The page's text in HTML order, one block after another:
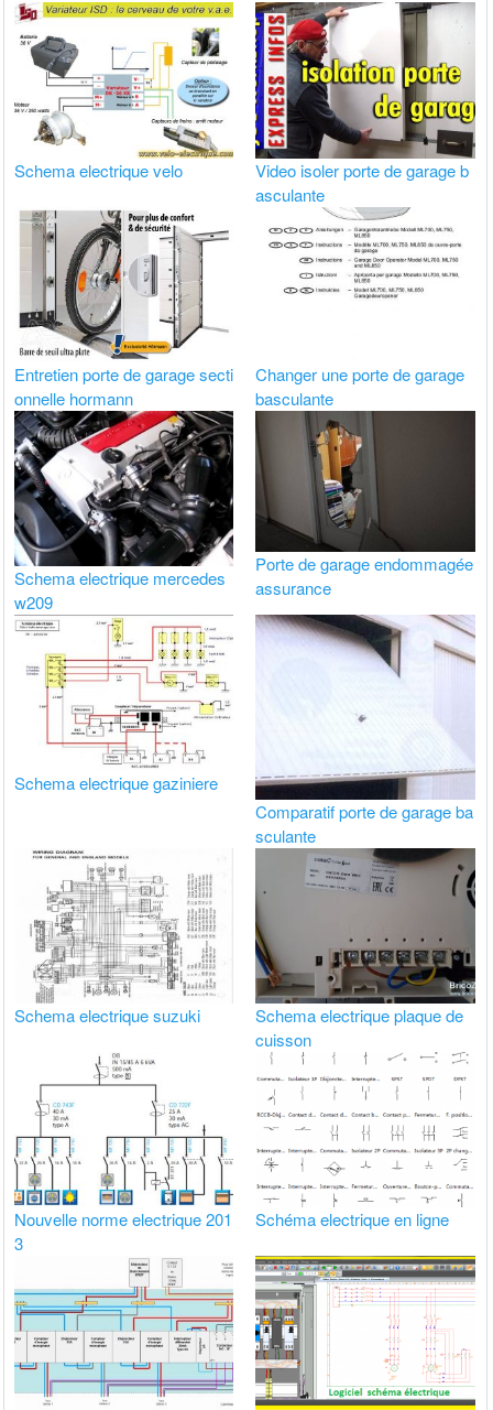
Schema electrique velo
Video isoler porte de garage b
asculante
Entretien porte de garage secti
onnelle hormann
Changer une porte de garage
basculante
Schema electrique mercedes
w209
Porte de garage endommagée
assurance
Schema electrique gaziniere
Comparatif porte de garage ba
sculante
Schema electrique suzuki
Schema electrique plaque de
cuisson
Nouvelle norme electrique 201
3
Schéma electrique en ligne